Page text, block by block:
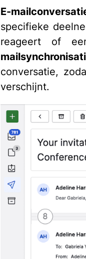
E-
specifieke
reageert of
conversatie,
verschijnt.